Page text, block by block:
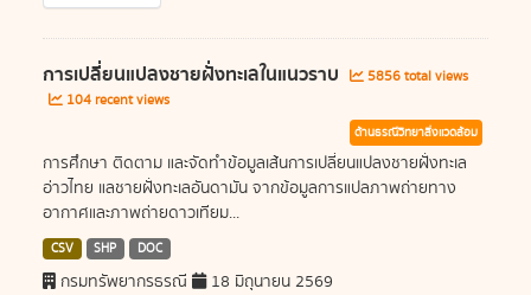
การเปลี่ยนแปลงชายฝั่งทะเลในแนวราบ
5856 total views
104 recent views
ด้านธรณีวิทยาสิ่งแวดล้อม
การศึกษา ติดตาม และจัดทำข้อมูลเส้นการเปลี่ยนแปลงชายฝั่งทะเล
อ่าวไทย แลชายฝั่งทะเลอันดามัน จากข้อมูลการแปลภาพถ่ายทาง
อากาศและภาพถ่ายดาวเทียม...
CSV SHP DOC
กรมทรัพยากรธรณี 18 มิถุนายน 2569